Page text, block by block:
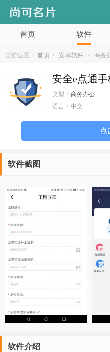
首页 软件
当前位置： 首页 > 安卓软件 > 商务
安全e点通
类型： 商务办公
语言： 中文
点
软件截图
软件介绍